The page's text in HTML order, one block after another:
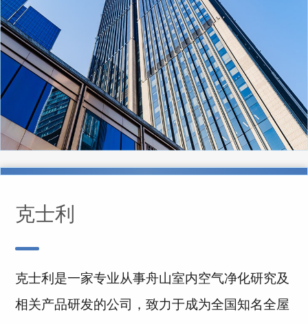
克士利
克士利是一家专业从事舟山室内空气净化研究及
相关产品研发的公司，致力于成为全国知名全屋